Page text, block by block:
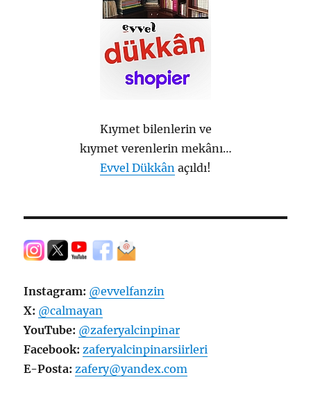
Kıymet bilenlerin ve
kıymet verenlerin mekânı…
Evvel Dükkân açıldı!
Instagram: @evvelfanzin
X: @calmayan
YouTube: @zaferyalcinpinar
Facebook: zaferyalcinpinarsiirleri
E-Posta: zafery@yandex.com